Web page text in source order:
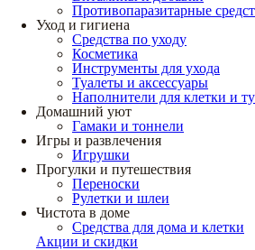
Противопаразитарные
Уход и гигиена
Средства по уходу
Косметика
Инструменты для ухода
Туалеты и аксессуары
Наполнители для клетки и
Домашний уют
Гамаки и тоннели
Игры и развлечения
Игрушки
Прогулки и путешествия
Переноски
Рулетки и шлеи
Чистота в доме
Средства для дома и клетки
Акции и скидки